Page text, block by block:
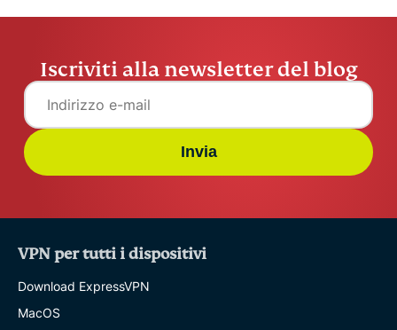
Iscriviti alla newsletter del blog
Invia
VPN per tutti i dispositivi
Download ExpressVPN
MacOS